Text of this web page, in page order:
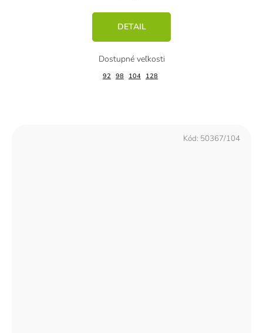
DETAIL
92 98 104 128
Kód: 50367/104